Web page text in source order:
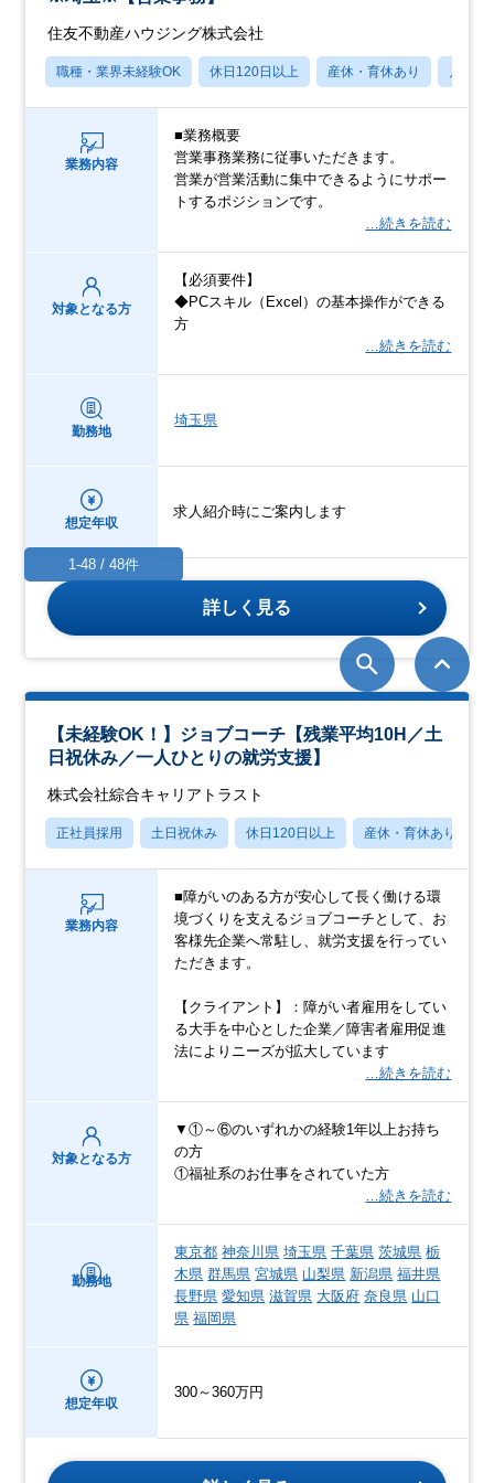
住友不動産ハウジング株式会社
職種・業界未経験OK 休日120日以上 産休・育休あり 月残業
業務内容
■業務概要
営業事務業務に従事いただきます。
営業が営業活動に集中できるようにサポー
トするポジションです。
…続きを読む
対象となる方
【必須要件】
◆PCスキル（Excel）の基本操作ができる
方
…続きを読む
勤務地
埼玉県
想定年収
求人紹介時にご案内します
詳しく見る
【未経験OK！】ジョブコーチ【残業平均10H／土
日祝休み／一人ひとりの就労支援】
株式会社綜合キャリアトラスト
正社員採用 土日祝休み 休日120日以上 産休・育休あり
業務内容
■障がいのある方が安心して長く働ける環
境づくりを支えるジョブコーチとして、お
客様先企業へ常駐し、就労支援を行ってい
ただきます。
【クライアント】：障がい者雇用をしてい
る大手を中心とした企業／障害者雇用促進
法によりニーズが拡大しています
…続きを読む
対象となる方
▼①～⑥のいずれかの経験1年以上お持ち
の方
①福祉系のお仕事をされていた方
…続きを読む
勤務地
東京都 神奈川県 埼玉県 千葉県 茨城県 栃
木県 群馬県 宮城県 山梨県 新潟県 福井県
長野県 愛知県 滋賀県 大阪府 奈良県 山口
県 福岡県
想定年収
300～360万円
1-48 / 48件